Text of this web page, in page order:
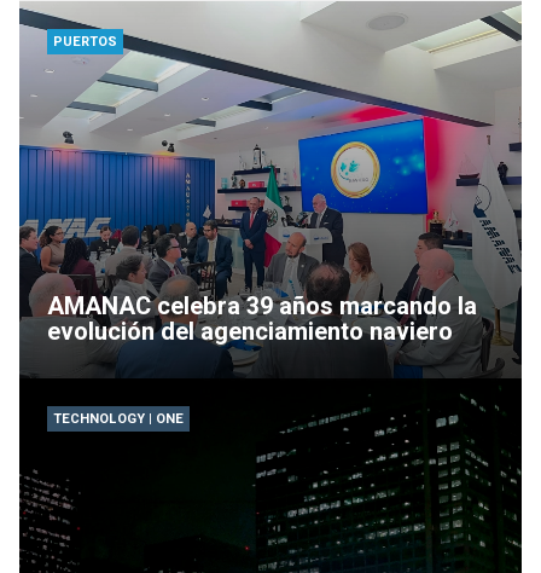
PUERTOS
AMANAC celebra 39 años marcando la
evolución del agenciamiento naviero
TECHNOLOGY | ONE